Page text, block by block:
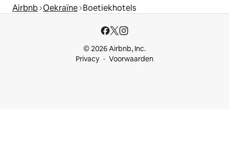
Airbnb Oekraïne Boetiekhotels
© 2026 Airbnb, Inc.
Privacy
Voorwaarden